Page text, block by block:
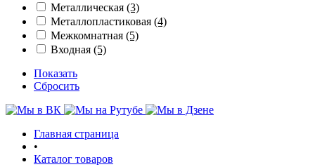
Металлическая (3)
Металлопластиковая (4)
Межкомнатная (5)
Входная (5)
Показать
Сбросить
Главная страница
•
Каталог товаров